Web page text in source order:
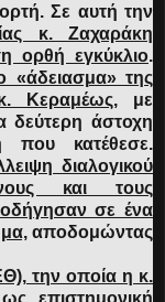
Σε αυτή την
κ. Ζαχαράκη
ορθή εγκύκλιο.
«άδειασμα» της
Κεραμέως, με
δεύτερη άστοχη
που κατέθεσε.
διαλογικού
και τους
σε ένα
αποδομώντας
την οποία η κ.
επιστημονική